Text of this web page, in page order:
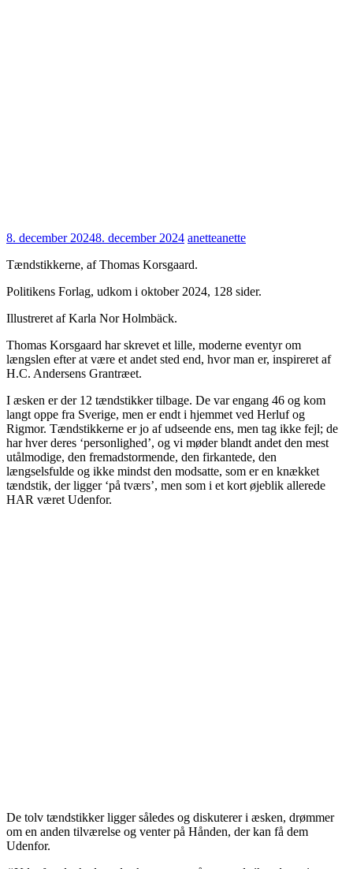
8. december 20248. december 2024 anetteanette
Tændstikkerne, af Thomas Korsgaard.
Politikens Forlag, udkom i oktober 2024, 128 sider.
Illustreret af Karla Nor Holmbäck.
Thomas Korsgaard har skrevet et lille, moderne eventyr om
længslen efter at være et andet sted end, hvor man er, inspireret af
H.C. Andersens Grantræet.
I æsken er der 12 tændstikker tilbage. De var engang 46 og kom
langt oppe fra Sverige, men er endt i hjemmet ved Herluf og
Rigmor. Tændstikkerne er jo af udseende ens, men tag ikke fejl; de
har hver deres ‘personlighed’, og vi møder blandt andet den mest
utålmodige, den fremadstormende, den firkantede, den
længselsfulde og ikke mindst den modsatte, som er en knækket
tændstik, der ligger ‘på tværs’, men som i et kort øjeblik allerede
HAR været Udenfor.
De tolv tændstikker ligger således og diskuterer i æsken, drømmer
om en anden tilværelse og venter på Hånden, der kan få dem
Udenfor.